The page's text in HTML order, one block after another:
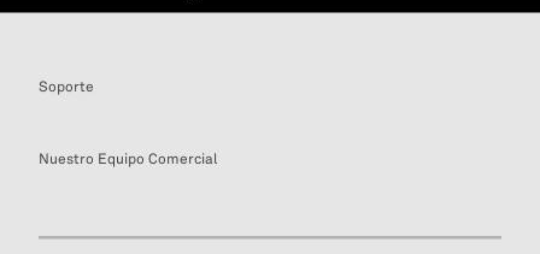
Soporte
Nuestro Equipo Comercial